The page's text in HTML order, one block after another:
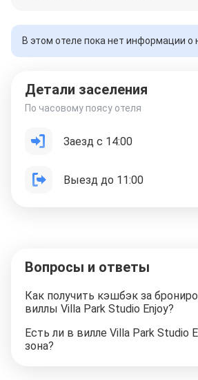
В этом отеле пока нет информации о
Детали заселения
По часовому поясу отеля
Заезд с 14:00
Выезд до 11:00
Вопросы и ответы
Как получить кэшбэк за
виллы Villa Park Studio Enjoy?
Есть ли в вилле Villa Park Studio
зона?